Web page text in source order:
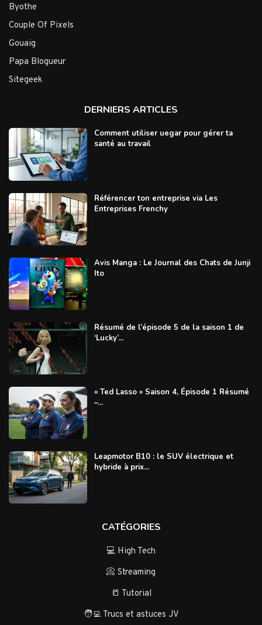
Byothe
Couple Of Pixels
Gouaig
Papa Blogueur
Sitegeek
DERNIERS ARTICLES
Comment utiliser uegar pour gérer ta
santé au travail
Référencer ton entreprise via Les
Entreprises Frenchy
Avis Manga : Le Journal des Chats de Junji
Ito
Résumé de l’épisode 5 de la saison 1 de
‘Lucky’...
« Ted Lasso » Saison 4, Épisode 1 Résumé
–...
Leapmotor B10 : le SUV électrique et
hybride à prix...
CATÉGORIES
💻 High Tech
📀 Streaming
📒 Tutorial
🧑‍💻 Trucs et astuces JV